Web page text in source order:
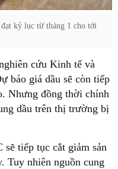
kỷ lục từ tháng 1 cho tới
cứu Kinh tế và
báo giá dầu sẽ còn tiếp
Nhưng đồng thời chính
dầu trên thị trường bị
sẽ tiếp tục cắt giảm sản
Tuy nhiên nguồn cung